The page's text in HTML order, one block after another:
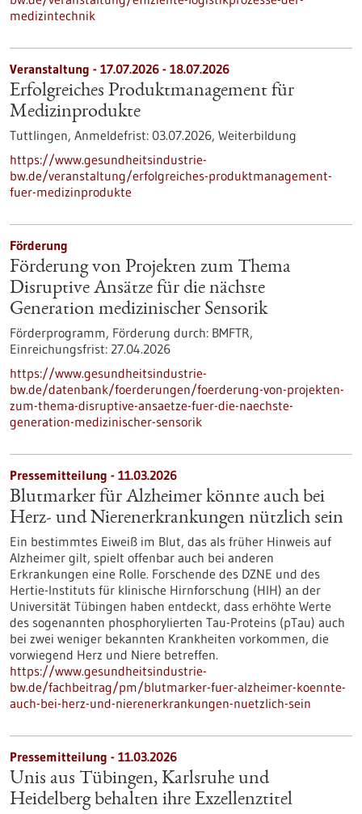
medizintechnik
Veranstaltung - 17.07.2026 - 18.07.2026
Erfolgreiches Produktmanagement für
Medizinprodukte
Tuttlingen, Anmeldefrist: 03.07.2026, Weiterbildung
https://www.gesundheitsindustrie-
bw.de/veranstaltung/erfolgreiches-produktmanagement-
fuer-medizinprodukte
Förderung
Förderung von Projekten zum Thema
Disruptive Ansätze für die nächste
Generation medizinischer Sensorik
Förderprogramm, Förderung durch: BMFTR,
Einreichungsfrist: 27.04.2026
https://www.gesundheitsindustrie-
bw.de/datenbank/foerderungen/foerderung-von-projekten-
zum-thema-disruptive-ansaetze-fuer-die-naechste-
generation-medizinischer-sensorik
Pressemitteilung - 11.03.2026
Blutmarker für Alzheimer könnte auch bei
Herz- und Nierenerkrankungen nützlich sein
Ein bestimmtes Eiweiß im Blut, das als früher Hinweis auf
Alzheimer gilt, spielt offenbar auch bei anderen
Erkrankungen eine Rolle. Forschende des DZNE und des
Hertie-Instituts für klinische Hirnforschung (HIH) an der
Universität Tübingen haben entdeckt, dass erhöhte Werte
des sogenannten phosphorylierten Tau-Proteins (pTau) auch
bei zwei weniger bekannten Krankheiten vorkommen, die
vorwiegend Herz und Niere betreffen.
https://www.gesundheitsindustrie-
bw.de/fachbeitrag/pm/blutmarker-fuer-alzheimer-koennte-
auch-bei-herz-und-nierenerkrankungen-nuetzlich-sein
Pressemitteilung - 11.03.2026
Unis aus Tübingen, Karlsruhe und
Heidelberg behalten ihre Exzellenztitel